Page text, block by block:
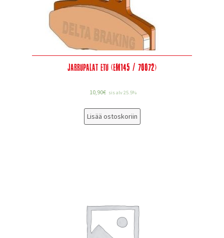
Jarrupalat etu (EM145 / 70072)
10,90€ sis alv 25.5%
Lisää ostoskoriin